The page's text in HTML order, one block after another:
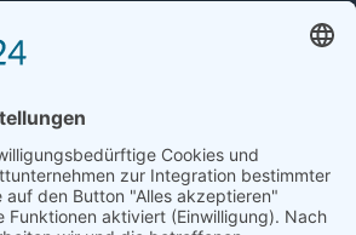
/ 26 19 95 70
ABONNIEREN